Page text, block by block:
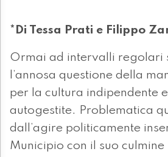
*Di Tessa Prati e Filippo
Ormai ad intervalli regolari
l’annosa questione della
per la cultura indipendente
autogestite. Problematica
dall’agire politicamente
Municipio con il suo culmine